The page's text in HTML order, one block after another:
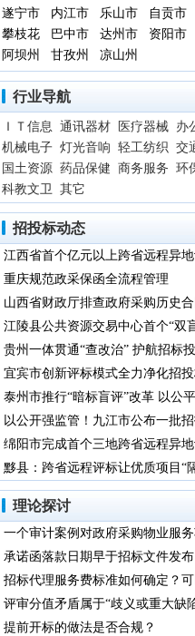
遂宁市
内江市 乐山市 自贡市
攀枝花
巴中市 达州市 资阳市
阿坝州
甘孜州 凉山州
行业导航
ＩＴ信息 通讯器材 医疗器械 办
机械电子 灯光音响 轻工纺织 交
国土资源 药品保健 商务服务 环
科教文卫 其它
招投标动态
江西省首个亿元以上跨省远程异
项目在鹰潭市完成
重庆规范政采保函全流程管理
山西省财政厅排查政府采购历史
付情况
江陵县公共资源交易中心首个“双
目顺利完成
贵州一体贯通“查改治” 护航招标
场规范健康发展
宜宾市创新评标模式全力净化招
场环境
泰州市推行“暗标盲评”改革 以公
推动政府采购提质增效
以公开强监管！九江市公布一批
领域系统整治典型案例
绵阳市完成首个三地跨省远程异
项目
黟县：跨省远程评标让优质项目“
落地
理论探讨
一个审计案例对政府采购物业服务
的警示
承诺函落款日期早于招标文件发布
有效吗
招标代理服务费标准如何确定？
中标人支付吗？
评审分值矛盾属于“歧义或重大缺
提前开标的做法是否合规？